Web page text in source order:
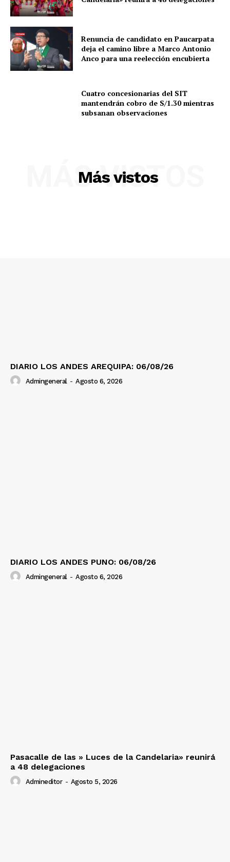
Renuncia de candidato en Paucarpata
deja el camino libre a Marco Antonio
Anco para una reelección encubierta
Cuatro concesionarias del SIT
mantendrán cobro de S/1.30 mientras
subsanan observaciones
Más vistos
MÁS VISTOS
DIARIO LOS ANDES AREQUIPA: 06/08/26
Admingeneral - Agosto 6, 2026
DIARIO LOS ANDES PUNO: 06/08/26
Admingeneral - Agosto 6, 2026
Pasacalle de las » Luces de la Candelaria» reunirá
a 48 delegaciones
Admineditor - Agosto 5, 2026